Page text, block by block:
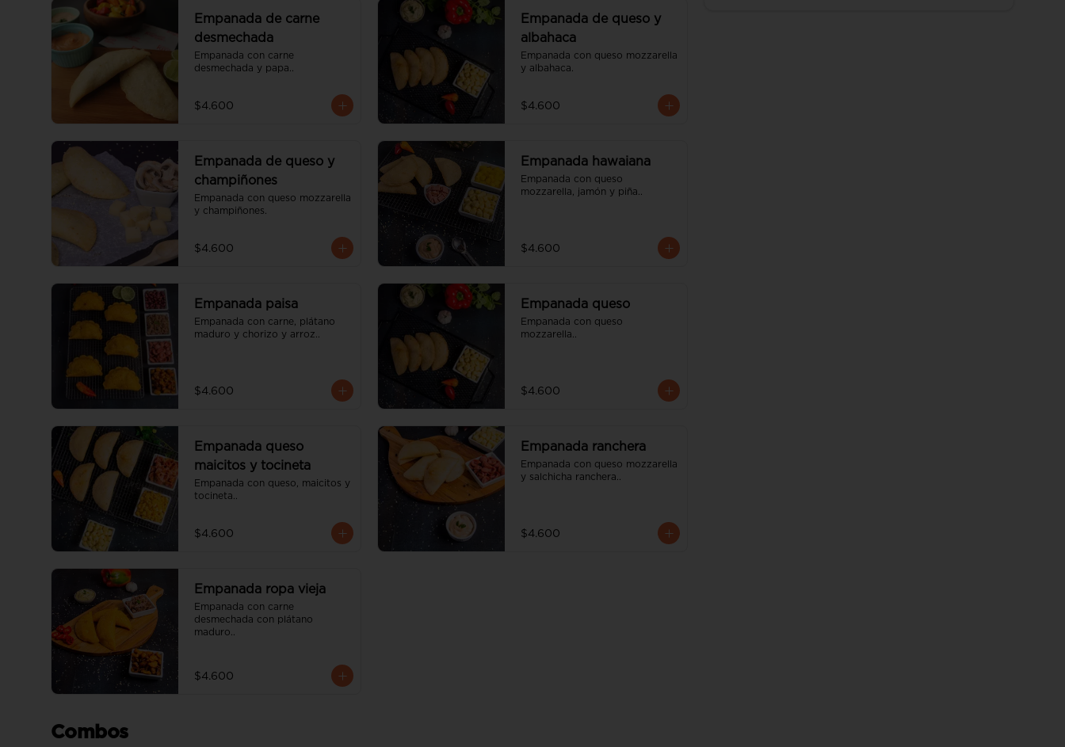
Empanada de carne
desmechada
Empanada con carne
desmechada y papa..
$4.600
Empanada de queso y
albahaca
Empanada con queso mozzarella
y albahaca.
$4.600
Empanada de queso y
champiñones
Empanada con queso mozzarella
y champiñones.
$4.600
Empanada hawaiana
Empanada con queso
mozzarella, jamón y piña..
$4.600
Empanada paisa
Empanada con carne, plátano
maduro y chorizo y arroz..
$4.600
Empanada queso
Empanada con queso
mozzarella..
$4.600
Empanada queso
maicitos y tocineta
Empanada con queso, maicitos y
tocineta..
$4.600
Empanada ranchera
Empanada con queso mozzarella
y salchicha ranchera..
$4.600
Empanada ropa vieja
Empanada con carne
desmechada con plátano
maduro..
$4.600
Combos